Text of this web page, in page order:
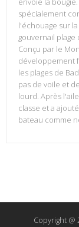
spécialement
l'échouage sur
gouvernail plage
Conçu par le
développement
les plages de
pas de voile et
lourd. Après
classe et a
bateau comme
Copyright @